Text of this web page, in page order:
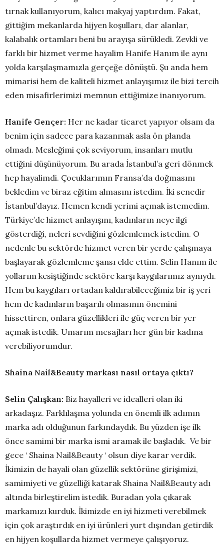
tırnak kullanıyorum, kalıcı makyaj yaptırdım. Fakat,
gittiğim mekanlarda hijyen koşulları, dar alanlar,
kalabalık ortamları beni bu arayışa sürükledi. Zevkli ve
farklı bir hizmet verme hayalim Hanife Hanım ile aynı
yolda karşılaşmamızla gerçeğe dönüştü. Şu anda hem
mimarisi hem de kaliteli hizmet anlayışımız ile bizi tercih
eden misafirlerimizi memnun ettiğimize inanıyorum.
Hanife Gençer: Her ne kadar ticaret yapıyor olsam da
benim için sadece para kazanmak asla ön planda
olmadı. Mesleğimi çok seviyorum, insanları mutlu
ettiğini düşünüyorum. Bu arada İstanbul’a geri dönmek
hep hayalimdi. Çocuklarımın Fransa’da doğmasını
bekledim ve biraz eğitim almasını istedim. İki senedir
İstanbul’dayız. Hemen kendi yerimi açmak istemedim.
Türkiye’de hizmet anlayışını, kadınların neye ilgi
gösterdiği, neleri sevdiğini gözlemlemek istedim. O
nedenle bu sektörde hizmet veren bir yerde çalışmaya
başlayarak gözlemleme şansı elde ettim. Selin Hanım ile
yollarım kesiştiğinde sektöre karşı kaygılarımız aynıydı.
Hem bu kaygıları ortadan kaldırabileceğimiz bir iş yeri
hem de kadınların başarılı olmasının önemini
hissettiren, onlara güzellikleri ile güç veren bir yer
açmak istedik. Umarım mesajları her gün bir kadına
verebiliyorumdur.
Shaina Nail&Beauty markası nasıl ortaya çıktı?
Selin Çalışkan: Biz hayalleri ve idealleri olan iki
arkadaşız. Farklılaşma yolunda en önemli ilk adımın
marka adı olduğunun farkındaydık. Bu yüzden işe ilk
önce samimi bir marka ismi aramak ile başladık. Ve bir
gece ‘ Shaina Nail&Beauty ‘ olsun diye karar verdik.
İkimizin de hayali olan güzellik sektörüne girişimizi,
samimiyeti ve güzelliği katarak Shaina Nail&Beauty adı
altında birleştirelim istedik. Buradan yola çıkarak
markamızı kurduk. İkimizde en iyi hizmeti verebilmek
için çok araştırdık en iyi ürünleri yurt dışından getirdik
en hijyen koşullarda hizmet vermeye çalışıyoruz.